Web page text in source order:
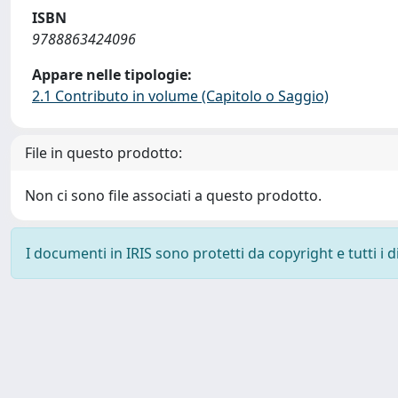
ISBN
9788863424096
Appare nelle tipologie:
2.1 Contributo in volume (Capitolo o Saggio)
File in questo prodotto:
Non ci sono file associati a questo prodotto.
I documenti in IRIS sono protetti da copyright e tutti i